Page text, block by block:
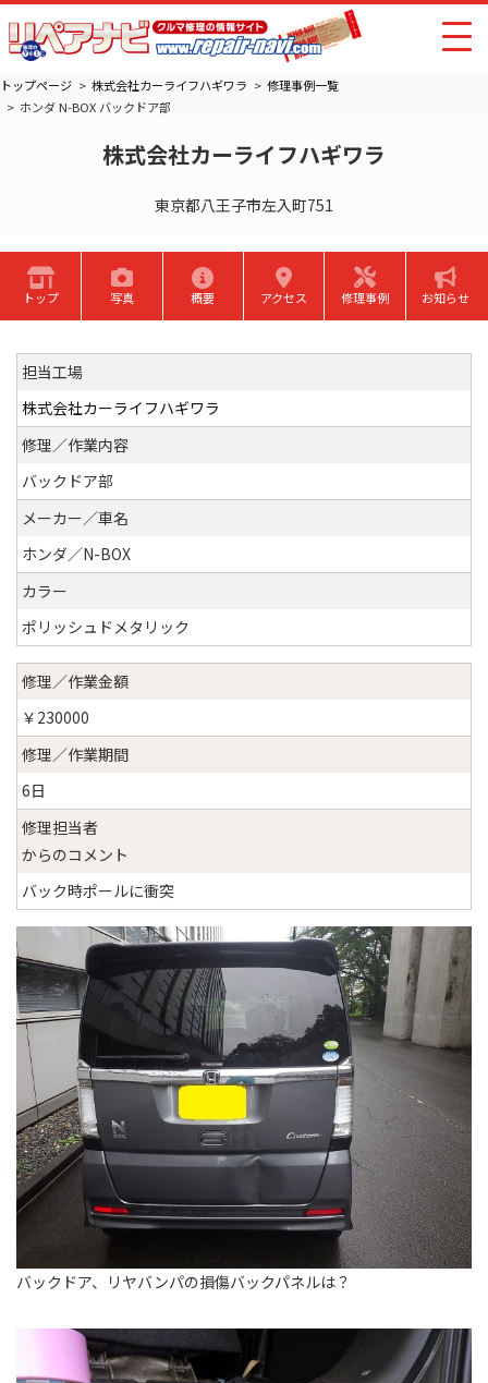
トップページ 株式会社カーライフハギワラ
修理事例一覧
ホンダ N-BOX バックドア部
株式会社カーライフハギワラ
東京都八王子市左入町751
トップ 写真 概要 アクセス 修理事例 お知らせ
担当工場
株式会社カーライフハギワラ
修理／作業内容
バックドア部
メーカー／車名
ホンダ／N-BOX
カラー
ポリッシュドメタリック
修理／作業金額
￥230000
修理／作業期間
6日
修理担当者
からのコメント
バック時ポールに衝突
バックドア、リヤバンパの損傷バックパネルは？